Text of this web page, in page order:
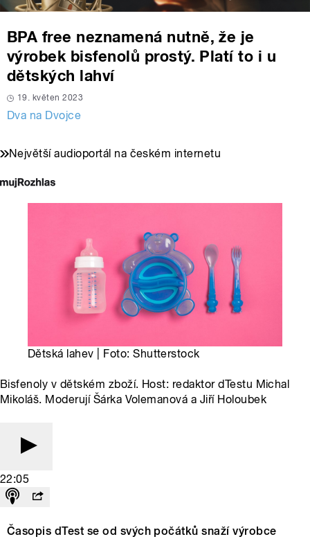
BPA free neznamená nutně, že je
výrobek bisfenolů prostý. Platí to i u
dětských lahví
19. květen 2023
Dva na Dvojce
Největší audioportál na českém internetu
Dětská lahev | Foto: Shutterstock
Bisfenoly v dětském zboží. Host: redaktor dTestu Michal
Mikoláš. Moderují Šárka Volemanová a Jiří Holoubek
22:05
Časopis dTest se od svých počátků snaží výrobce